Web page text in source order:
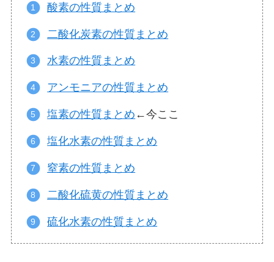
酸素の性質まとめ
二酸化炭素の性質まとめ
水素の性質まとめ
アンモニアの性質まとめ
塩素の性質まとめ ←今ここ
塩化水素の性質まとめ
窒素の性質まとめ
二酸化硫黄の性質まとめ
硫化水素の性質まとめ